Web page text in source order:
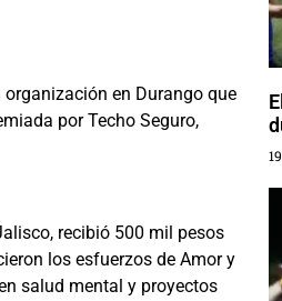
en Durango que
por Techo Seguro,
recibió 500 mil pesos
los esfuerzos de Amor y
salud mental y proyectos